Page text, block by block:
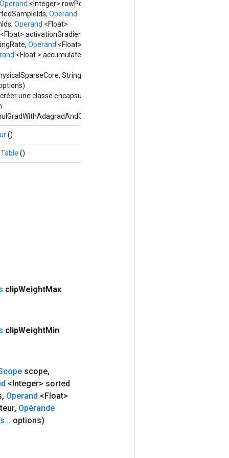
Operand <Integer> rowPointers,
Operand
Operand <Float>
<Float> activationGradients,
Operand <Float>
<Float > accumulateur,
String
une classe encapsulant
()
()
clipWeightMax
clipWeightMin
scope,
<Integer> sorted
, Operand <Float>
, Opérande
... options)